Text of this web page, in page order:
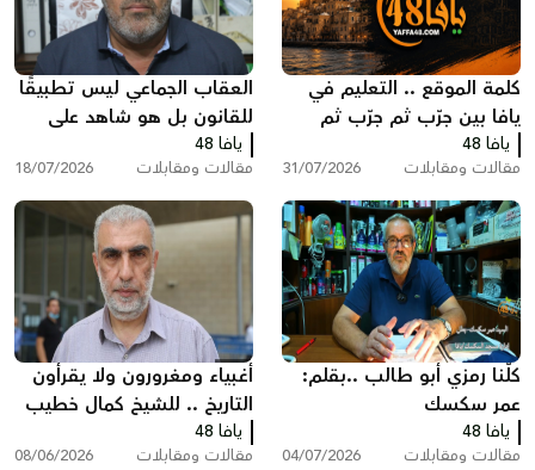
كلمة الموقع .. التعليم في
يافا بين جرّب ثم جرّب ثم
انظر ماذا سيحدث!
يافا 48
مقالات ومقابلات 31/07/2026
العقاب الجماعي ليس تطبيقًا
للقانون بل هو شاهد على
تخبط المؤسسه الرسمية
بقلم : عمر سكسك
يافا 48
مقالات ومقابلات 18/07/2026
كلّنا رمزي أبو طالب ..بقلم:
عمر سكسك
يافا 48
مقالات ومقابلات 04/07/2026
أغبياء ومغرورون ولا يقرأون
التاريخ .. للشيخ كمال خطيب
يافا 48
مقالات ومقابلات 08/06/2026